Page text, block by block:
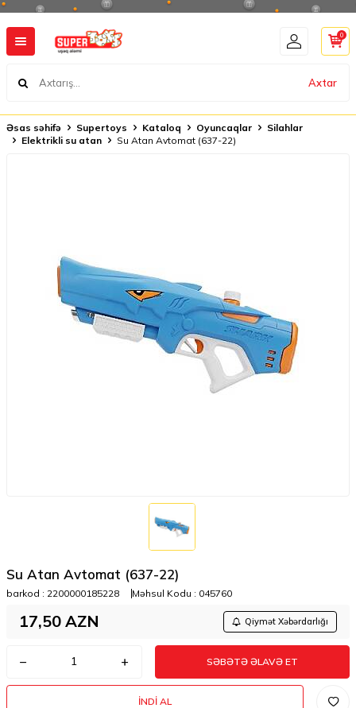
Axtar
0
Əsas səhifə Supertoys Kataloq Oyuncaqlar
Silahlar
Elektrikli su atan
Su Atan Avtomat (637-22)
Su Atan Avtomat (637-22)
barkod : 2200000185228 Məhsul Kodu : 045760
17,50 AZN Qiymət Xəbərdarlığı
SƏBƏTƏ ƏLAVƏ ET
İNDI AL